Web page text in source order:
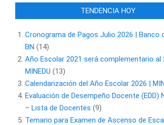
TENDENCIA HOY
Cronograma de Pagos Julio 2026 | Banco
BN (14)
Año Escolar 2021 será complementario al
MINEDU (13)
Calendarización del Año Escolar 2026 |
Evaluación de Desempeño Docente (EDD)
– Lista de Docentes (9)
Temario para Examen de Ascenso de